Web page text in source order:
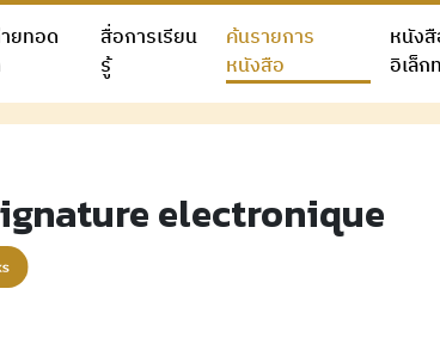
ยทอด
สื่อการเรียน
รู้
ค้นรายการ
หนังสือ
หนัง
อิเล็
electronique